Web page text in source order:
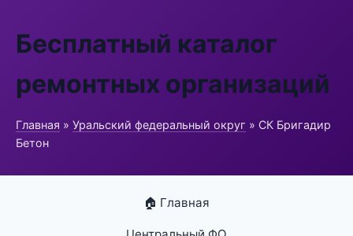
Бесплатный каталог
ремонтных организаций
Главная » Уральский федеральный округ » СК Бригадир
Бетон
🏠 Главная